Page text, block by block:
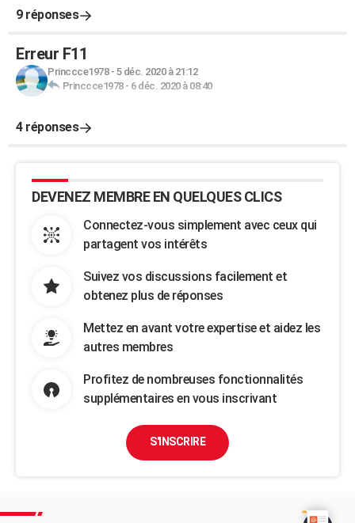
9 réponses
Erreur F11
Princcce1978- 5 déc. 2020 à 21:12
Princcce1978- 6 déc. 2020 à 08:40
4 réponses
DEVENEZ MEMBRE EN QUELQUES CLICS
Connectez-vous simplement avec ceux qui
partagent vos intérêts
Suivez vos discussions facilement et
obtenez plus de réponses
Mettez en avant votre expertise et aidez les
autres membres
Profitez de nombreuses fonctionnalités
supplémentaires en vous inscrivant
S'INSCRIRE